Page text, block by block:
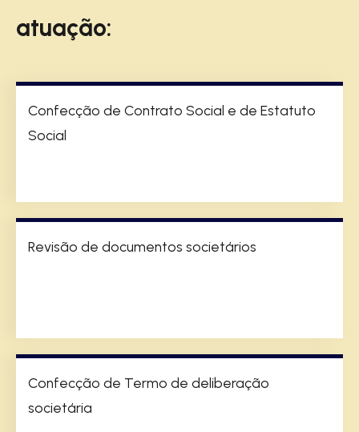
atuação:
Confecção de Contrato Social e de Estatuto
Social
Revisão de documentos societários
Confecção de Termo de deliberação
societária